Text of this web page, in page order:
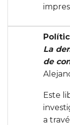
La
de
Este
a